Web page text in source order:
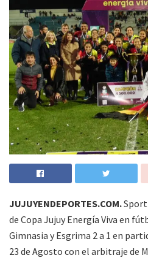
JUJUYENDEPORTES.COM.
de Copa Jujuy Energía Viva en
Gimnasia y Esgrima 2 a 1 en
23 de Agosto con el arbitraje de